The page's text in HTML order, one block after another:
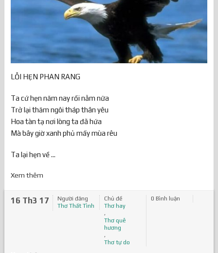
LỖI HẸN PHAN RANG
Ta cứ hẹn năm nay rồi nằm nữa
Trở lại thăm ngôi tháp thân yêu
Hoa tàn tạ nơi lòng ta đã hứa
Mà bây giờ xanh phủ mấy mùa rêu
Ta lại hẹn về ...
Xem thêm
16 Th3 17
Người đăng
Thơ Thất Tình
Chủ đề
Thơ hay
,
Thơ quê
hương
,
Thơ tự do
0 Bình luận